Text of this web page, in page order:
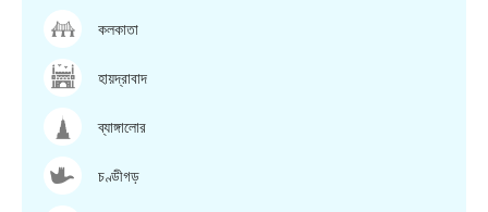
কলকাতা
হায়দ্রাবাদ
ব্যাঙ্গালোর
চণ্ডীগড়